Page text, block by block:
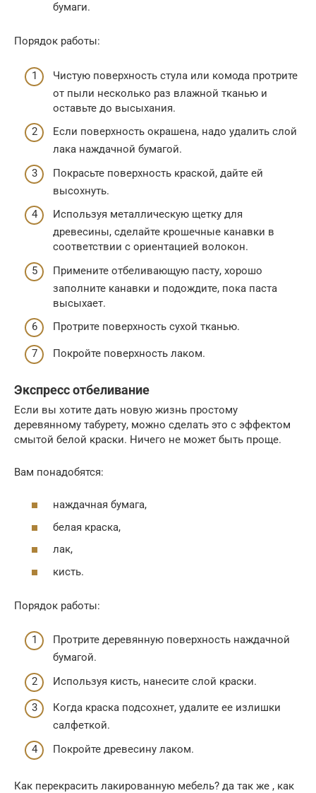
бумаги.
Порядок работы:
Чистую поверхность стула или комода протрите
от пыли несколько раз влажной тканью и
оставьте до высыхания.
Если поверхность окрашена, надо удалить слой
лака наждачной бумагой.
Покрасьте поверхность краской, дайте ей
высохнуть.
Используя металлическую щетку для
древесины, сделайте крошечные канавки в
соответствии с ориентацией волокон.
Примените отбеливающую пасту, хорошо
заполните канавки и подождите, пока паста
высыхает.
Протрите поверхность сухой тканью.
Покройте поверхность лаком.
Экспресс отбеливание
Если вы хотите дать новую жизнь простому
деревянному табурету, можно сделать это с эффектом
смытой белой краски. Ничего не может быть проще.
Вам понадобятся:
наждачная бумага,
белая краска,
лак,
кисть.
Порядок работы:
Протрите деревянную поверхность наждачной
бумагой.
Используя кисть, нанесите слой краски.
Когда краска подсохнет, удалите ее излишки
салфеткой.
Покройте древесину лаком.
Как перекрасить лакированную мебель? да так же , как